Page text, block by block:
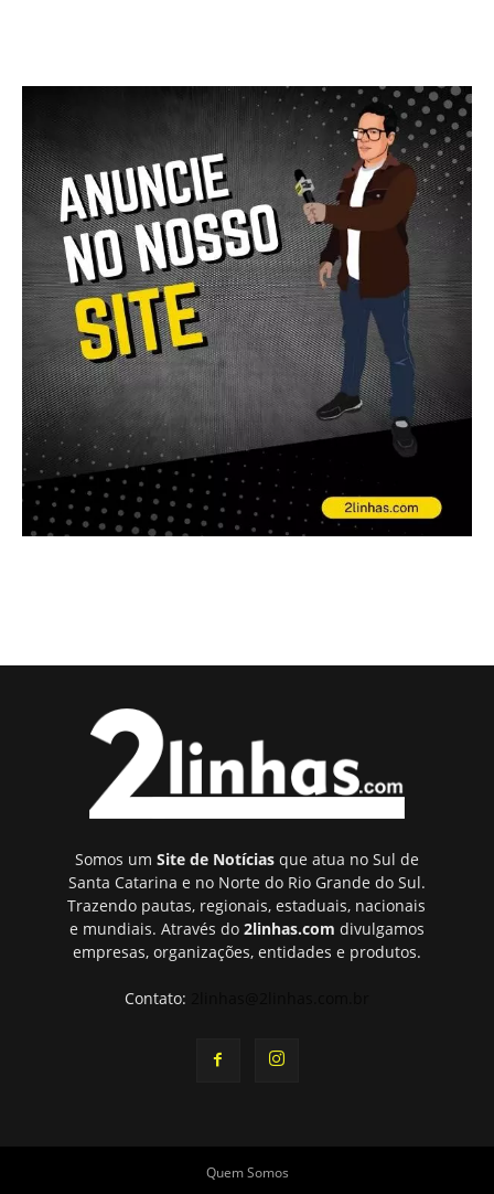
Somos um Site de Notíciasque atua no Sul de
Santa Catarina e no Norte do Rio Grande do Sul.
Trazendo pautas, regionais, estaduais, nacionais
e mundiais. Através do 2linhas.com divulgamos
empresas, organizações, entidades e produtos.
Contato:
Quem Somos